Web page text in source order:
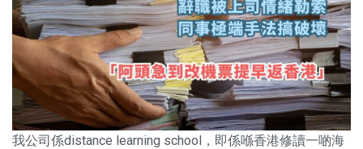
我公司係distance learning school，即係喺香港修讀一啲海